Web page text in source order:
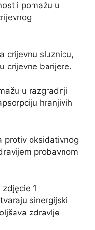
i pomažu u
crijevnu sluznicu,
crijevne barijere.
u razgradnji
hranjivih
protiv oksidativnog
probavnom
sinergijski
zdravlje